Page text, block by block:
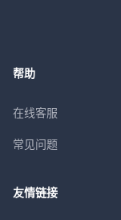
帮助
在线客服
常见问题
友情链接